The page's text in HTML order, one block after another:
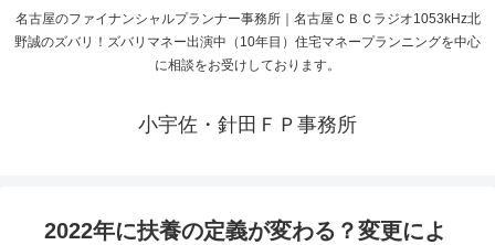
名古屋のファイナンシャルプランナー事務所｜名古屋ＣＢＣラジオ1053kHz北
野誠のズバリ！ズバリマネー出演中（10年目）住宅マネープランニングを中心
に相談をお受けしております。
小宇佐・針田ＦＰ事務所
2022年に扶養の定義が変わる？変更によ